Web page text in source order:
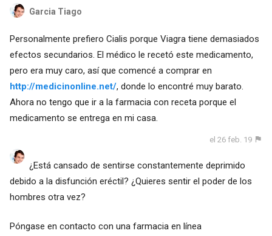
Garcia Tiago
Personalmente prefiero Cialis porque Viagra tiene demasiados
efectos secundarios. El médico le recetó este medicamento,
pero era muy caro, así que comencé a comprar en
http://medicinonline.net/, donde lo encontré muy barato.
Ahora no tengo que ir a la farmacia con receta porque el
medicamento se entrega en mi casa.
el 26 feb. 19
¿Está cansado de sentirse constantemente deprimido
debido a la disfunción eréctil? ¿Quieres sentir el poder de los
hombres otra vez?
Póngase en contacto con una farmacia en línea